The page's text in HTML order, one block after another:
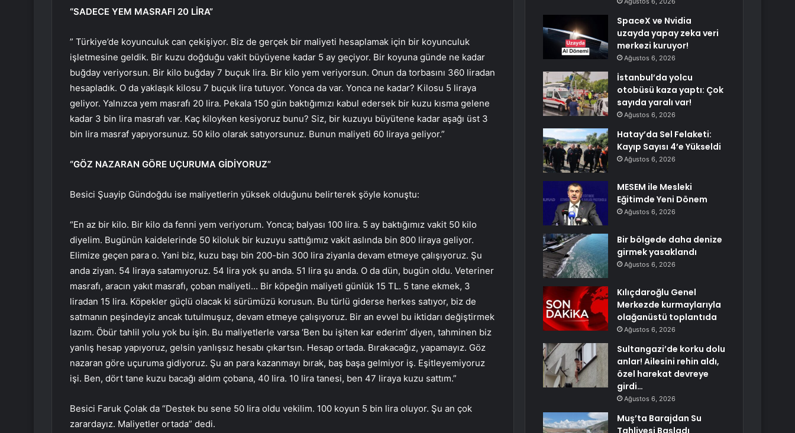
“SADECE YEM MASRAFI 20 LİRA”
” Türkiye’de koyunculuk can çekişiyor. Biz de gerçek bir maliyeti hesaplamak için bir koyunculuk
işletmesine geldik. Bir kuzu doğduğu vakit büyüyene kadar 5 ay geçiyor. Bir koyuna günde ne kadar
buğday veriyorsun. Bir kilo buğday 7 buçuk lira. Bir kilo yem veriyorsun. Onun da torbasını 360 liradan
hesapladık. O da yaklaşık kilosu 7 buçuk lira tutuyor. Yonca da var. Yonca ne kadar? Kilosu 5 liraya
geliyor. Yalnızca yem masrafı 20 lira. Pekala 150 gün baktığımızı kabul edersek bir kuzu kısma gelene
kadar 3 bin lira masrafı var. Kaç kiloyken kesiyoruz bunu? Siz, bir kuzuyu büyütene kadar aşağı üst 3
bin lira masraf yapıyorsunuz. 50 kilo olarak satıyorsunuz. Bunun maliyeti 60 liraya geliyor.”
“GÖZ NAZARAN GÖRE UÇURUMA GİDİYORUZ”
Besici Şuayip Gündoğdu ise maliyetlerin yüksek olduğunu belirterek şöyle konuştu:
“En az bir kilo. Bir kilo da fenni yem veriyorum. Yonca; balyası 100 lira. 5 ay baktığımız vakit 50 kilo
diyelim. Bugünün kaidelerinde 50 kiloluk bir kuzuyu sattığımız vakit aslında bin 800 liraya geliyor.
Elimize geçen para o. Yani biz, kuzu başı bin 200-bin 300 lira ziyanla devam etmeye çalışıyoruz. Şu
anda ziyan. 54 liraya satamıyoruz. 54 lira yok şu anda. 51 lira şu anda. O da dün, bugün oldu. Veteriner
masrafı, aracın yakıt masrafı, çoban maliyeti… Bir köpeğin maliyeti günlük 15 TL. 5 tane ekmek, 3
liradan 15 lira. Köpekler güçlü olacak ki sürümüzü korusun. Bu türlü giderse herkes satıyor, biz de
satmanın peşindeyiz ancak tutulmuşuz, devam etmeye çalışıyoruz. Bir an evvel bu iktidarı değiştirmek
lazım. Öbür tahlil yolu yok bu işin. Bu maliyetlerle varsa ‘Ben bu işiten kar ederim’ diyen, tahminen biz
yanlış hesap yapıyoruz, gelsin yanlışsız hesabı çıkartsın. Hesap ortada. Bırakacağız, yapamayız. Göz
nazaran göre uçuruma gidiyoruz. Şu an para kazanmayı bırak, baş başa gelmiyor iş. Eşitleyemiyoruz
işi. Ben, dört tane kuzu bacağı aldım çobana, 40 lira. 10 lira tanesi, ben 47 liraya kuzu sattım.”
Besici Faruk Çolak da “Destek bu sene 50 lira oldu vekilim. 100 koyun 5 bin lira oluyor. Şu an çok
zarardayız. Maliyetler ortada” dedi.
SpaceX ve Nvidia
uzayda yapay zeka veri
merkezi kuruyor!
Ağustos 6, 2026
İstanbul’da yolcu
otobüsü kaza yaptı: Çok
sayıda yaralı var!
Ağustos 6, 2026
Hatay’da Sel Felaketi:
Kayıp Sayısı 4’e Yükseldi
Ağustos 6, 2026
MESEM ile Mesleki
Eğitimde Yeni Dönem
Ağustos 6, 2026
Bir bölgede daha denize
girmek yasaklandı
Ağustos 6, 2026
Kılıçdaroğlu Genel
Merkezde kurmaylarıyla
olağanüstü toplantıda
Ağustos 6, 2026
Sultangazi’de korku dolu
anlar! Ailesini rehin aldı,
özel harekat devreye
girdi…
Ağustos 6, 2026
Muş’ta Barajdan Su
Tahliyesi Başladı